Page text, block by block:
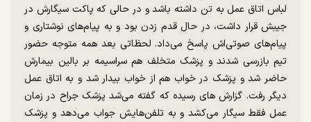
لباس اتاق عمل به تن داشته باشد و در حالی که پاکت سیگارش در
جیبش قرار داشت، در حال قدم زدن بود و به پیام‌های نوشتاری و
پیام‌های صوتی‌اش پاسخ می‌داد. لحظاتی بعد همه متوجه حضور
تیم بازرسی شدند و پزشک متخلف هم سراسیمه بر بالین بیمارش
حاضر شد و پزشک در خواب هم از خواب بیدار شد و به اتاق عمل
دیگر رفت. گزارش ها‌ی رسیده که گفته می‌شد پزشک جراح در زمان
عمل فقط سیگار می‌کشد و به تلفن‌هایش جواب می‌دهد و پزشک